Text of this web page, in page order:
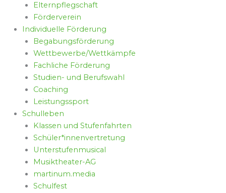
Elternpflegschaft
Förderverein
Individuelle Förderung
Begabungsförderung
Wettbewerbe/Wettkämpfe
Fachliche Förderung
Studien- und Berufswahl
Coaching
Leistungssport
Schulleben
Klassen und Stufenfahrten
Schüler*innenvertretung
Unterstufenmusical
Musiktheater-AG
martinum.media
Schulfest